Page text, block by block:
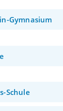
Gymnasium
Schule